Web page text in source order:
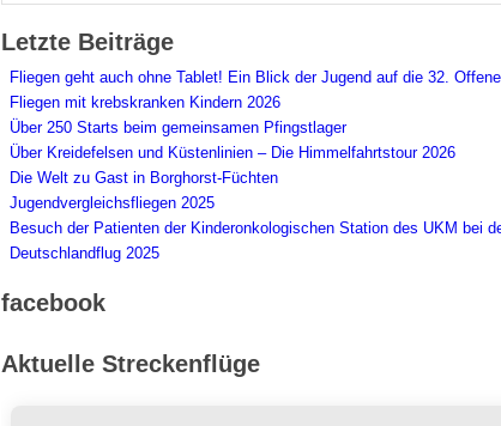
Letzte Beiträge
Fliegen geht auch ohne Tablet! Ein Blick der Jugend auf die 32.
Fliegen mit krebskranken Kindern 2026
Über 250 Starts beim gemeinsamen Pfingstlager
Über Kreidefelsen und Küstenlinien – Die Himmelfahrtstour 2026
Die Welt zu Gast in Borghorst-Füchten
Jugendvergleichsfliegen 2025
Besuch der Patienten der Kinderonkologischen Station des UKM bei
Deutschlandflug 2025
facebook
Aktuelle Streckenflüge